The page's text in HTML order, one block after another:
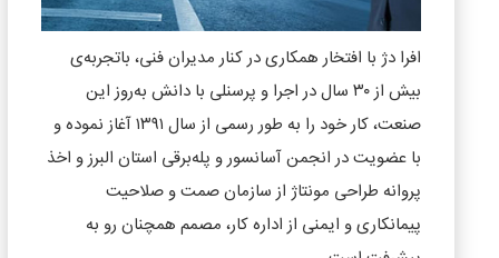
افرا دژ با افتخار همکاری در کنار مدیران فنی، باتجربه‌ی
بیش از ۳۰ سال در اجرا و پرسنلی با دانش به‌روز این
صنعت، کار خود را به ‌طور رسمی از سال ۱۳۹۱ آغاز نموده و
با عضویت در انجمن آسانسور و پله‌برقی استان البرز و اخذ
پروانه طراحی مونتاژ از سازمان صمت و صلاحیت
پیمانکاری و ایمنی از اداره کار، مصمم همچنان رو به